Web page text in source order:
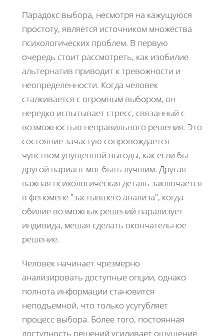
Парадокс выбора, несмотря на кажущуюся
простоту, является источником множества
психологических проблем. В первую
очередь стоит рассмотреть, как изобилие
альтернатив приводит к тревожности и
неопределенности. Когда человек
сталкивается с огромным выбором, он
нередко испытывает стресс, связанный с
возможностью неправильного решения. Это
состояние зачастую сопровождается
чувством упущенной выгоды, как если бы
другой вариант мог быть лучшим. Другая
важная психологическая деталь заключается
в феномене "застывшего анализа", когда
обилие возможных решений парализует
индивида, мешая сделать окончательное
решение.
Человек начинает чрезмерно
анализировать доступные опции, однако
полнота информации становится
неподъемной, что только усугубляет
процесс выбора. Более того, постоянная
доступность решений усиливает ощущение